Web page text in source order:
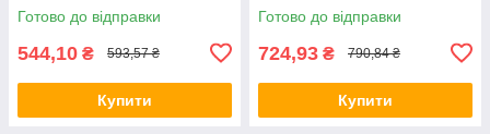
Готово до відправки
544,10 ₴ 593,57 ₴
Купити
Готово до відправки
724,93 ₴ 790,84 ₴
Купити